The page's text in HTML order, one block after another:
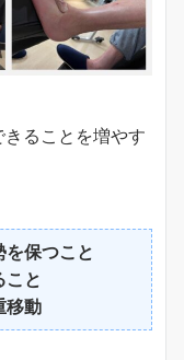
ることを増やす
を保つこと
こと
移動